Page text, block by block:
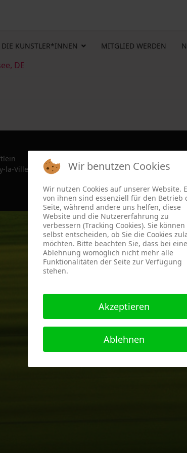
DIE KUNSTLER*INNEN MITGLIED WERDEN
DE
la-Ville, France since 2022Wir benutzen Cookies
Wir nutzen Cookies auf unserer Website.
von ihnen sind essenziell für den Betrieb
Seite, während andere uns helfen, diese
Website und die Nutzererfahrung zu
verbessern (Tracking Cookies). Sie können
selbst entscheiden, ob Sie die Cookies
möchten. Bitte beachten Sie, dass bei
Ablehnung womöglich nicht mehr alle
Funktionalitäten der Seite zur Verfügung
stehen.
Akzeptieren
Ablehnen